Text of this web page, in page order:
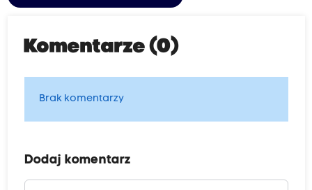
Komentarze (0)
Brak komentarzy
Dodaj komentarz